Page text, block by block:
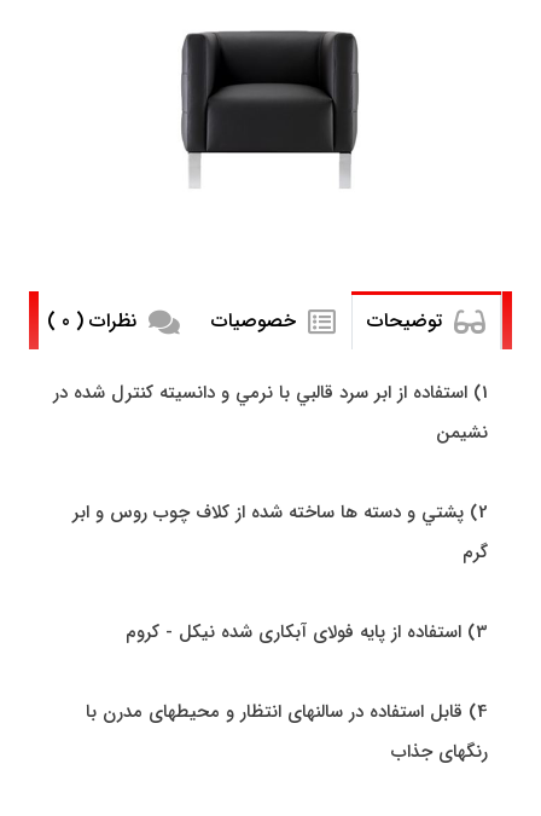
توضیحات خصوصیات نظرات ( 0 )
1) استفاده از ابر سرد قالبي با نرمي و دانسيته کنترل شده در
نشیمن
2) پشتي و دسته ها ساخته شده از کلاف چوب روس و ابر
گرم
3) استفاده از پایه فولای آبکاری شده نیکل - کروم
4) قابل استفاده در سالنهای انتظار و محیطهای مدرن با
رنگهای جذاب